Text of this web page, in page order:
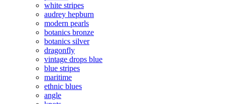
white stripes
audrey hepburn
modern pearls
botanics bronze
botanics silver
dragonfly
vintage drops blue
blue stripes
maritime
ethnic blues
angle